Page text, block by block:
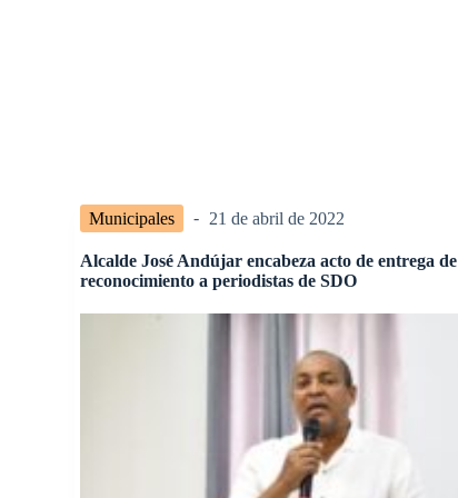
Municipales 21 de abril de 2022
Alcalde José Andújar encabeza acto de entrega de
reconocimiento a periodistas de SDO